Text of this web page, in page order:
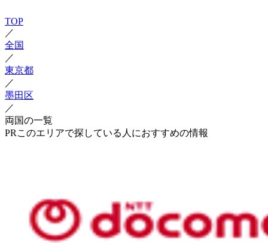
TOP
／
全国
／
東京都
／
墨田区
／
両国の一覧
PR このエリアで探している人におすすめの情報